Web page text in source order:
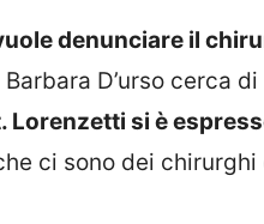
denunciare il
D’urso cerca
Lorenzetti si è
ci sono dei